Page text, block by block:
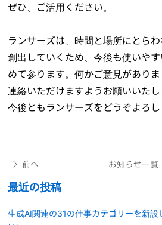
ぜひ、ご活用ください。
ランサーズは、時間と場所にとら
創出していくため、今後も使いや
めて参ります。何かご意見があり
連絡いただけますようお願いいたし
今後ともランサーズをどうぞよろし
前へ お知らせ一覧
最近の投稿
生成AI関連の31の仕事カテゴリーを新設